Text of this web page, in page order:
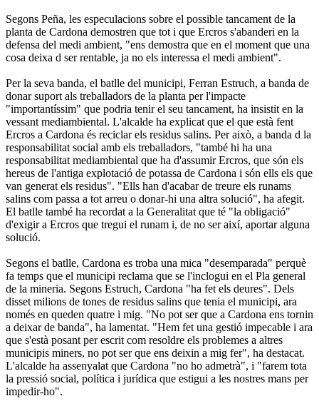
Segons Peña, les especulacions sobre el possible tancament de la
planta de Cardona demostren que tot i que Ercros s'abanderi en la
defensa del medi ambient, "ens demostra que en el moment que una
cosa deixa d ser rentable, ja no els interessa el medi ambient".
Per la seva banda, el batlle del municipi, Ferran Estruch, a banda de
donar suport als treballadors de la planta per l'impacte
"importantíssim" que podria tenir el seu tancament, ha insistit en la
vessant mediambiental. L'alcalde ha explicat que el que està fent
Ercros a Cardona és reciclar els residus salins. Per això, a banda d la
responsabilitat social amb els treballadors, "també hi ha una
responsabilitat mediambiental que ha d'assumir Ercros, que són els
hereus de l'antiga explotació de potassa de Cardona i són ells els que
van generat els residus". "Ells han d'acabar de treure els runams
salins com passa a tot arreu o donar-hi una altra solució", ha afegit.
El batlle també ha recordat a la Generalitat que té "la obligació"
d'exigir a Ercros que tregui el runam i, de no ser així, aportar alguna
solució.
Segons el batlle, Cardona es troba una mica "desemparada" perquè
fa temps que el municipi reclama que se l'inclogui en el Pla general
de la mineria. Segons Estruch, Cardona "ha fet els deures". Dels
disset milions de tones de residus salins que tenia el municipi, ara
només en queden quatre i mig. "No pot ser que a Cardona ens tornin
a deixar de banda", ha lamentat. "Hem fet una gestió impecable i ara
que s'està posant per escrit com resoldre els problemes a altres
municipis miners, no pot ser que ens deixin a mig fer", ha destacat.
L'alcalde ha assenyalat que Cardona "no ho admetrà", i "farem tota
la pressió social, política i jurídica que estigui a les nostres mans per
impedir-ho".